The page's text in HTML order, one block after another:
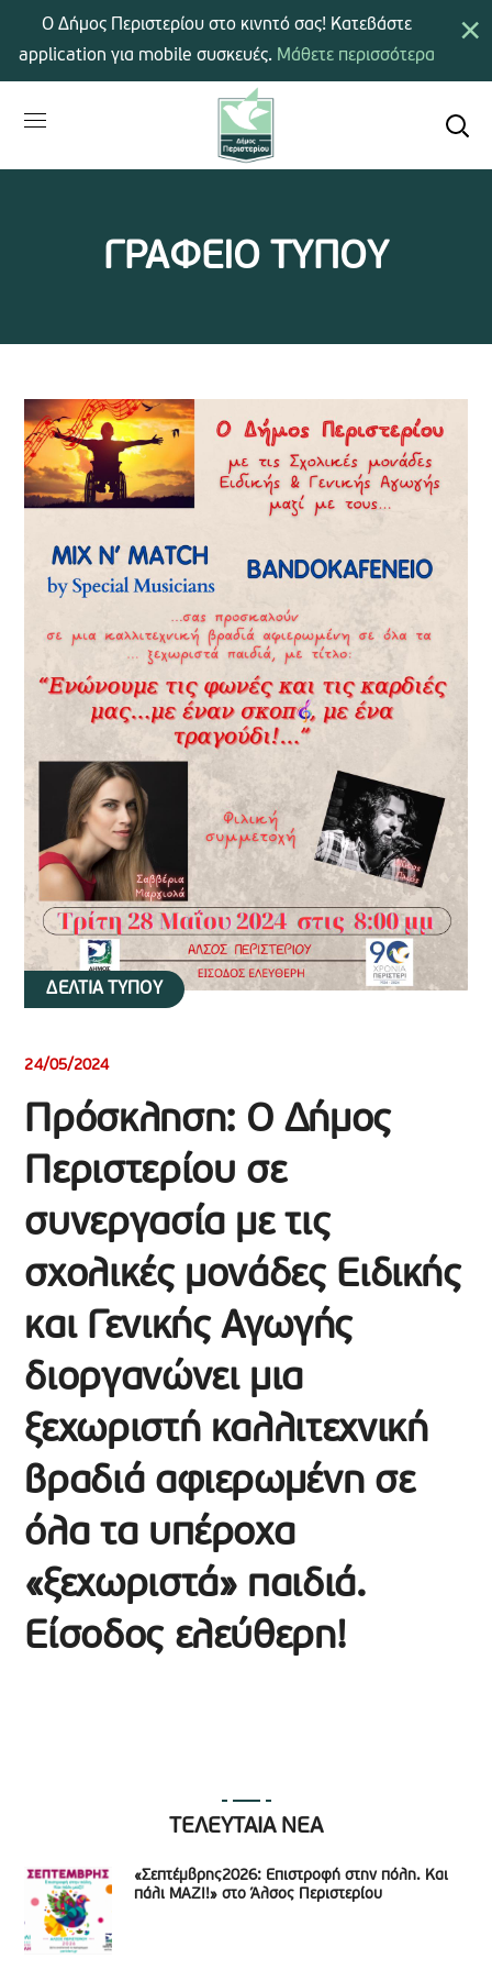
ΓΡΑΦΕΙΟ ΤΥΠΟΥ
ΔΕΛΤΙΑ ΤΥΠΟΥ
24/05/2024
Πρόσκληση: Ο Δήμος
Περιστερίου σε
συνεργασία με τις
σχολικές μονάδες Ειδικής
και Γενικής Αγωγής
διοργανώνει μια
ξεχωριστή καλλιτεχνική
βραδιά αφιερωμένη σε
όλα τα υπέροχα
«ξεχωριστά» παιδιά.
Είσοδος ελεύθερη!
ΤΕΛΕΥΤΑΙΑ ΝΕΑ
«Σεπτέμβρης2026: Επιστροφή στην πόλη. Και
πάλι ΜΑΖΙ!» στο Άλσος Περιστερίου
×
Ο Δήμος Περιστερίου στο κινητό σας! Κατεβάστε
application για mobile συσκευές. Μάθετε περισσότερα